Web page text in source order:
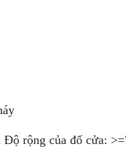
rộng của đố cửa: